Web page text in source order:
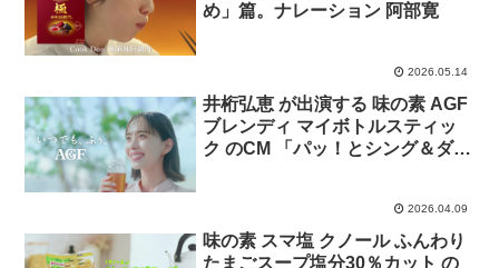
め」篇。ナレーション 阿部寛
2026.05.14
井桁弘恵 が出演する 味の素 AGF
ブレンディ マイボトルスティッ
ク のCM 「パッ！とシング＆ダン
2026.04.09
味の素 スマ塩 クノール ふんわり
たまごスープ塩分30％カット の